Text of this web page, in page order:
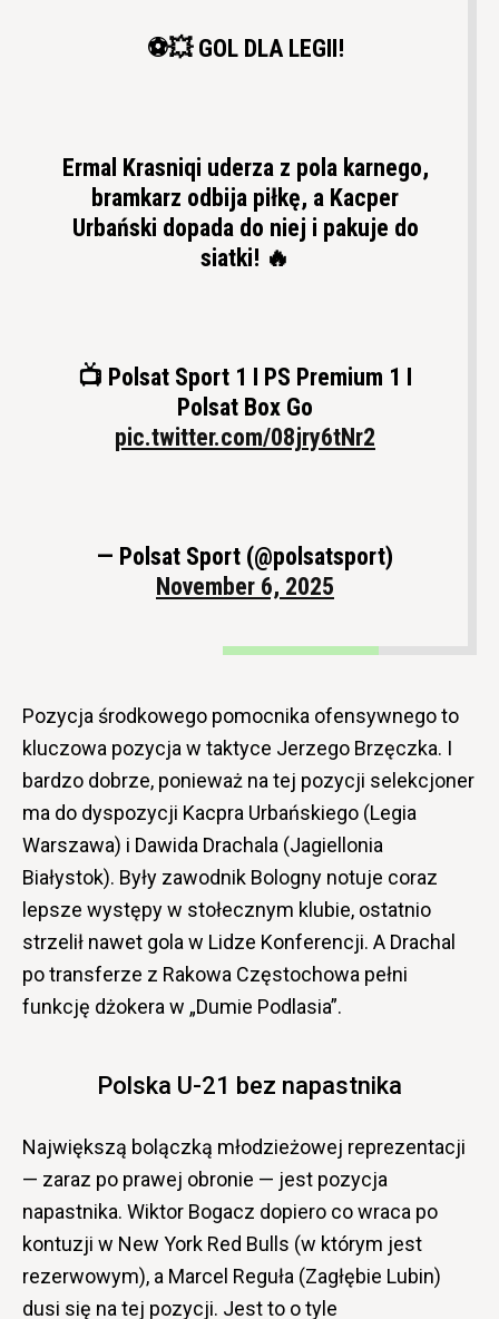
⚽💥 GOL DLA LEGII!
Ermal Krasniqi uderza z pola karnego,
bramkarz odbija piłkę, a Kacper
Urbański dopada do niej i pakuje do
siatki! 🔥
📺 Polsat Sport 1 I PS Premium 1 I
Polsat Box Go
pic.twitter.com/08jry6tNr2
— Polsat Sport (@polsatsport)
November 6, 2025
Pozycja środkowego pomocnika ofensywnego to
kluczowa pozycja w taktyce Jerzego Brzęczka. I
bardzo dobrze, ponieważ na tej pozycji selekcjoner
ma do dyspozycji Kacpra Urbańskiego (Legia
Warszawa) i Dawida Drachala (Jagiellonia
Białystok). Były zawodnik Bologny notuje coraz
lepsze występy w stołecznym klubie, ostatnio
strzelił nawet gola w Lidze Konferencji. A Drachal
po transferze z Rakowa Częstochowa pełni
funkcję dżokera w „Dumie Podlasia”.
Polska U-21 bez napastnika
Największą bolączką młodzieżowej reprezentacji
— zaraz po prawej obronie — jest pozycja
napastnika. Wiktor Bogacz dopiero co wraca po
kontuzji w New York Red Bulls (w którym jest
rezerwowym), a Marcel Reguła (Zagłębie Lubin)
dusi się na tej pozycji. Jest to o tyle